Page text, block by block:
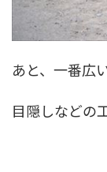
あと、一番広
目隠しなどの